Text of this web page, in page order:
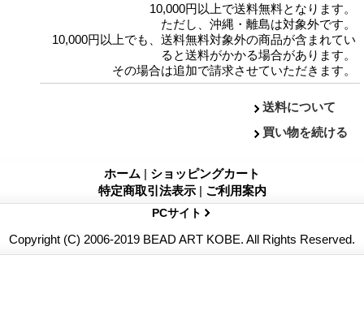
10,000円以上で送料無料となります。
ただし、沖縄・離島は対象外です。
10,000円以上でも、送料無料対象外の商品が含まれてい
ると送料がかかる場合があります。
その場合は追加で請求させていただきます。
送料について
買い物を続ける
ホーム | ショッピングカート
特定商取引法表示 | ご利用案内
PCサイト
Copyright (C) 2006-2019 BEAD ART KOBE. All Rights Reserved.